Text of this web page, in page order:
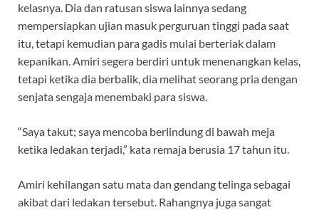
kelasnya. Dia dan ratusan siswa lainnya sedang
mempersiapkan ujian masuk perguruan tinggi pada saat
itu, tetapi kemudian para gadis mulai berteriak dalam
kepanikan. Amiri segera berdiri untuk menenangkan kelas,
tetapi ketika dia berbalik, dia melihat seorang pria dengan
senjata sengaja menembaki para siswa.
“Saya takut; saya mencoba berlindung di bawah meja
ketika ledakan terjadi,” kata remaja berusia 17 tahun itu.
Amiri kehilangan satu mata dan gendang telinga sebagai
akibat dari ledakan tersebut. Rahangnya juga sangat